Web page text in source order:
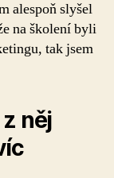
alespoň slyšel
na školení byli
tak jsem
něj